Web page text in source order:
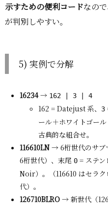
示すための便利コードなの
が判別しやすい。
5) 実例で分解
16234→ 162 | 3 | 4
162 = Datejust 系、 3
ール＋ホワイトゴー
古典的な組合せ。
116610LN → 6桁世代のサブ
6桁世代）、末尾 0 = ステン
Noir）。（116610 はセラ
代）。
126710BLRO → 新世代（